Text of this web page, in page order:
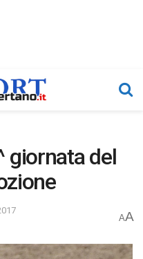
giornata del
AA